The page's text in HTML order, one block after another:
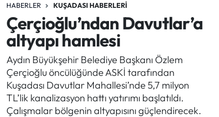
HABERLER KUŞADASI HABERLERI
Çerçioğlu’ndan Davutlar’a
altyapı hamlesi
Aydın Büyükşehir Belediye Başkanı Özlem
Çerçioğlu öncülüğünde ASKİ tarafından
Kuşadası Davutlar Mahallesi’nde 5,7 milyon
TL’lik kanalizasyon hattı yatırımı başlatıldı.
Çalışmalar bölgenin altyapısını güçlendirecek.
EĞİTİM
EKONOMİ
GÜNCEL
GÜNDEM
MAGAZİN
Süper Lig Puan Durumu ve Fikstür
Tüm Manşetler
Son Dakika Haberleri
Haber Arşivi